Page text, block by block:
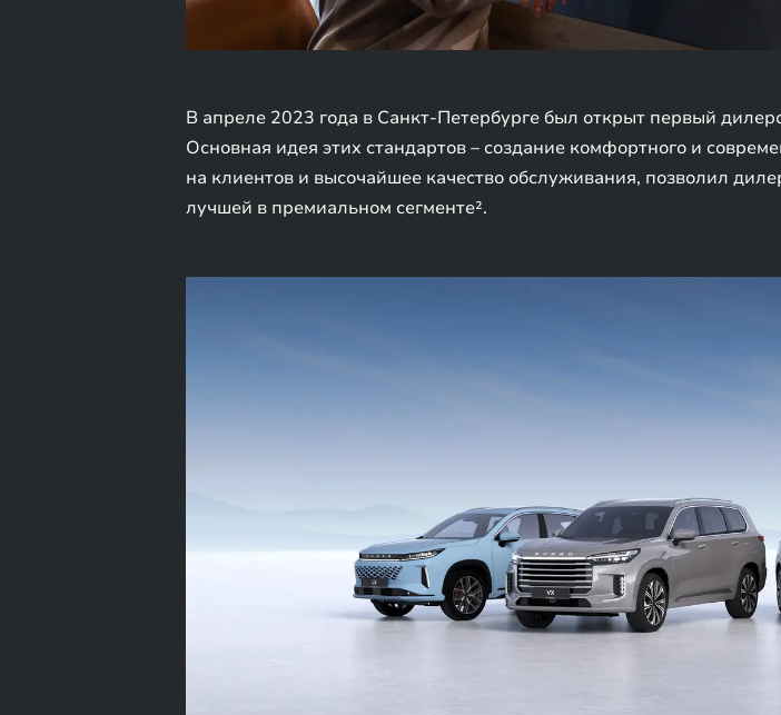
В апреле 2023 года в Санкт-Петербурге был открыт первый
Основная идея этих стандартов – создание комфортного и
на клиентов и высочайшее качество обслуживания, позволил
лучшей в премиальном сегменте².